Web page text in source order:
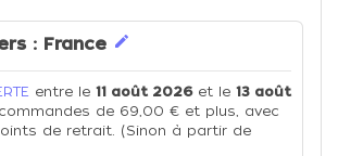
: France edit
entre le 11 août 2026et le 13 août
de 69,00 € et plus, avec
de retrait. (Sinon à partir de